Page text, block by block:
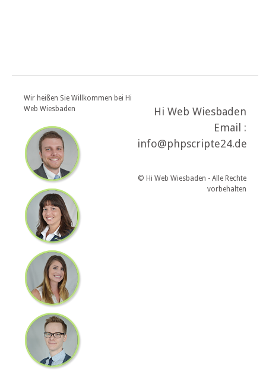
Wir heißen Sie Willkommen bei Hi
Web Wiesbaden
Hi Web Wiesbaden
Email :
info@phpscripte24.de
© Hi Web Wiesbaden - Alle Rechte
vorbehalten